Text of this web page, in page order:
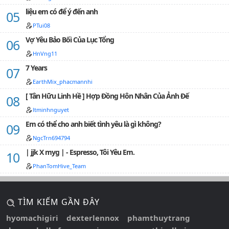
liệu em có để ý đến anh
PTui08
Vợ Yêu Bảo Bối Của Lục Tổng
HnVng11
7 Years
EarthMix_phacmannhi
[ Tân Hữu Linh Hề ] Hợp Đồng Hôn Nhân Của Ảnh Đế
ltminhnguyet
Em có thể cho anh biết tình yêu là gì không?
NgcTrn694794
| jjk X myg | - Espresso, Tôi Yêu Em.
PhanTomHive_Team
TÌM KIẾM GẦN ĐÂY
hyomachigiri dexterlennox
phamthuytrang